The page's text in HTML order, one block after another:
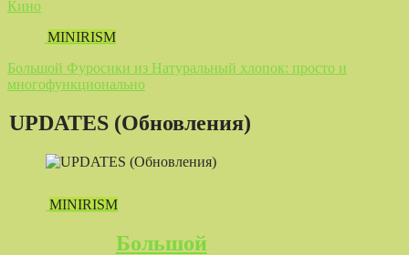
Кино
MINIRISM
Большой Фуросики из Натуральный хлопок: просто и
многофункционально
UPDATES (Обновления)
MINIRISM
Большой